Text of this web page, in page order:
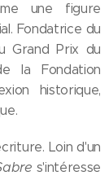
une figure
Fondatrice du
Grand Prix du
la Fondation
historique,
Loin d'un
s'intéresse